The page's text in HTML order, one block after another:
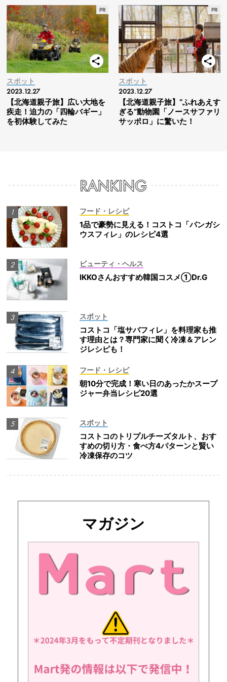
スポット
2023.12.27
【北海道親子旅】広い大地を
疾走！迫力の「四輪バギー」
を初体験してみた
スポット
2023.12.27
【北海道親子旅】“ふれあえす
ぎる”動物園「ノースサファリ
サッポロ」に驚いた！
フード・レシピ
1品で豪勢に見える！コストコ「パンガシ
ウスフィレ」のレシピ4選
ビューティ・ヘルス
IKKOさんおすすめ韓国コスメ①Dr.G
スポット
コストコ「塩サバフィレ」を料理家も推
す理由とは？専門家に聞く冷凍＆アレン
ジレシピも！
フード・レシピ
朝10分で完成！寒い日のあったかスープ
ジャー弁当レシピ20選
スポット
コストコのトリプルチーズタルト、おす
すめの切り方・食べ方4パターンと賢い
冷凍保存のコツ
マガジン